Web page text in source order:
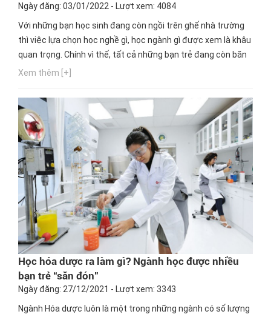
Ngày đăng: 03/01/2022 - Lượt xem: 4084
Với những bạn học sinh đang còn ngồi trên ghế nhà trường
thì việc lựa chọn học nghề gì, học ngành gì được xem là khâu
quan trọng. Chính vì thế, tất cả những bạn trẻ đang còn băn
khoăn không biết có nên lựa chọn hướng học nghề điện lạnh
nhé.
Xem thêm [+]
Học hóa dược ra làm gì? Ngành học được nhiều
bạn trẻ “săn đón”
Ngày đăng: 27/12/2021 - Lượt xem: 3343
Ngành Hóa dược luôn là một trong những ngành có số lượng